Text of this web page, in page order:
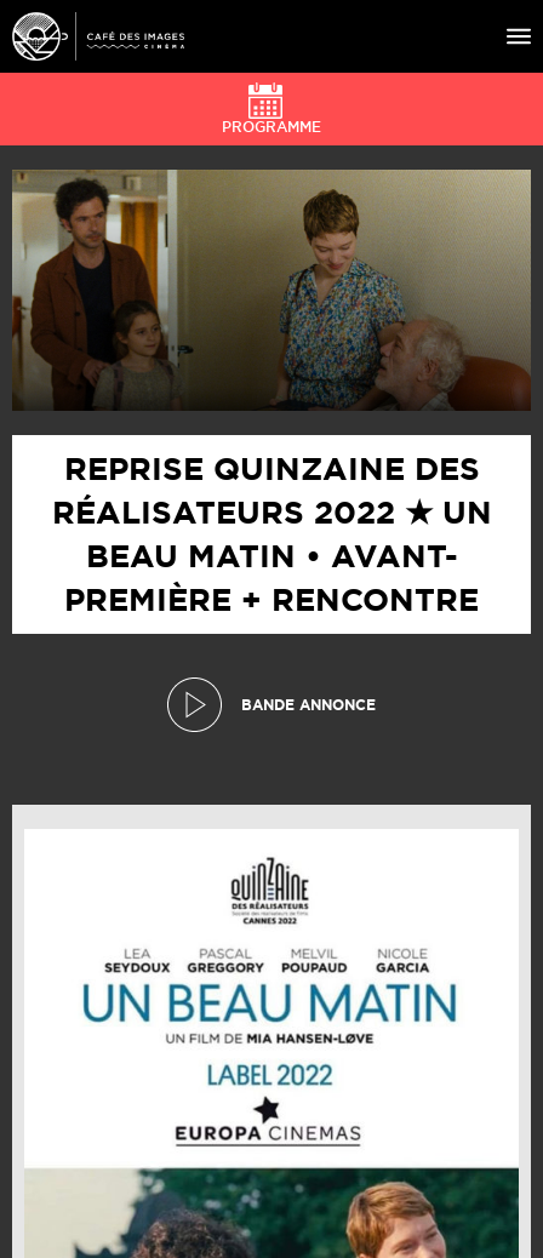
À L’AFFICHE
ÉVÉNEMENTS
CAFÉ DU CINÉ
PRATIQUE
ÉDUCATION AUX IMAGES
PROGRAMME
REPRISE QUINZAINE DES
RÉALISATEURS 2022 ★ UN
BEAU MATIN • AVANT-
PREMIÈRE + RENCONTRE
BANDE ANNONCE